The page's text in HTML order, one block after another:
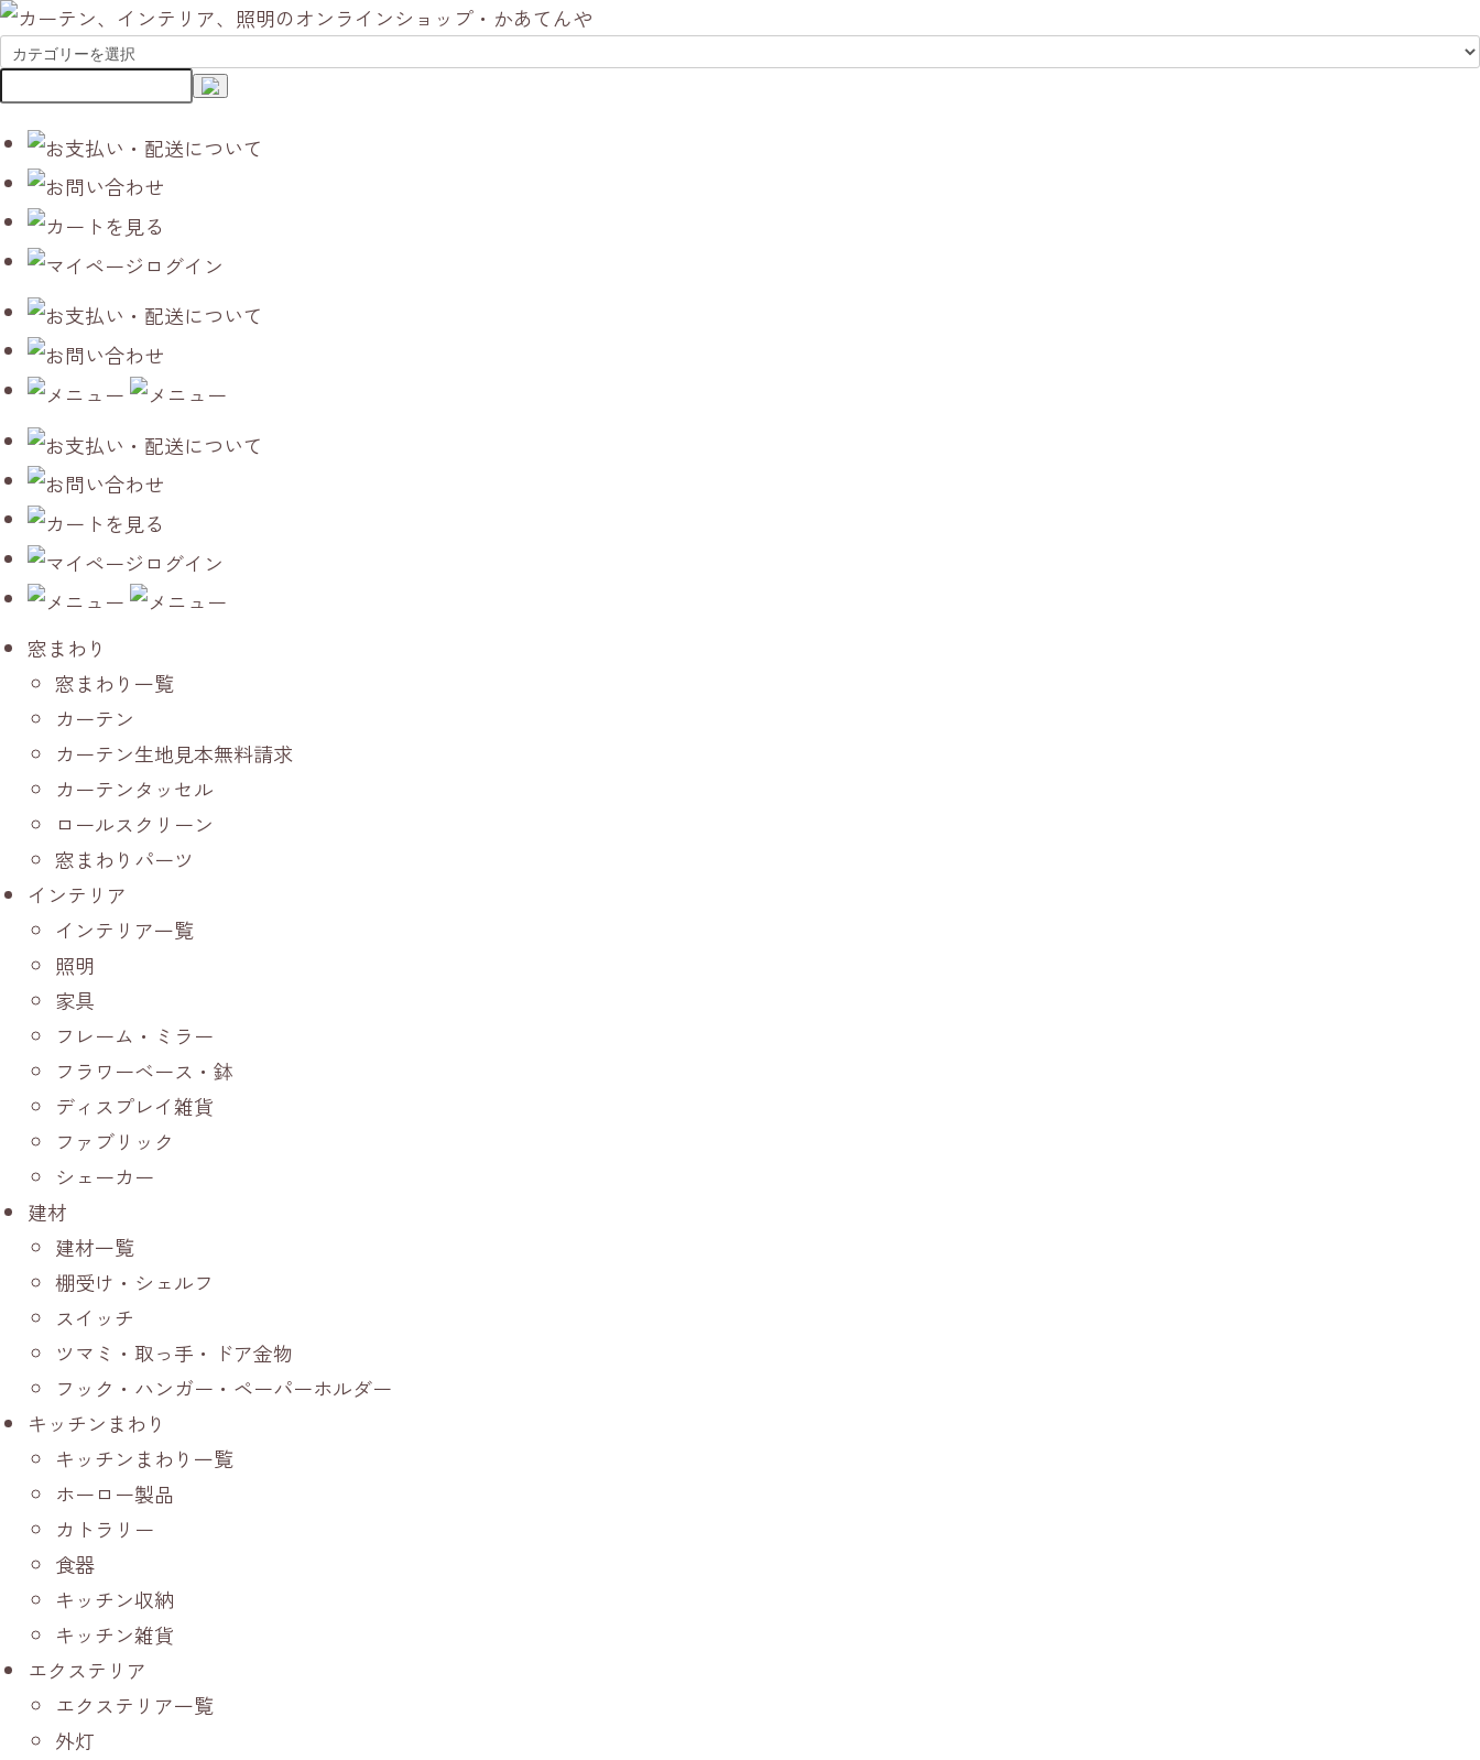
窓まわり
窓まわり一覧
カーテン
カーテン生地見本無料請求
カーテンタッセル
ロールスクリーン
窓まわりパーツ
インテリア
インテリア一覧
照明
家具
フレーム・ミラー
フラワーベース・鉢
ディスプレイ雑貨
ファブリック
シェーカー
建材
建材一覧
棚受け・シェルフ
スイッチ
ツマミ・取っ手・ドア金物
フック・ハンガー・ペーパーホルダー
キッチンまわり
キッチンまわり一覧
ホーロー製品
カトラリー
食器
キッチン収納
キッチン雑貨
エクステリア
エクステリア一覧
外灯